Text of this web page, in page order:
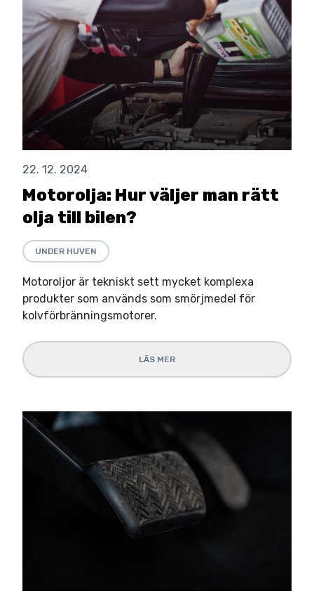
22. 12. 2024
Motorolja: Hur väljer man rätt
olja till bilen?
UNDER HUVEN
Motoroljor är tekniskt sett mycket komplexa
produkter som används som smörjmedel för
kolvförbränningsmotorer.
LÄS MER